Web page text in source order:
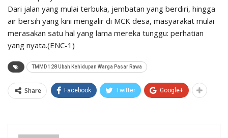
Dari jalan yang mulai terbuka, jembatan yang berdiri, hingga
air bersih yang kini mengalir di MCK desa, masyarakat mulai
merasakan satu hal yang lama mereka tunggu: perhatian
yang nyata.(ENC-1)
TMMD 128 Ubah Kehidupan Warga Pasar Rawa
Share Facebook Twitter Google+